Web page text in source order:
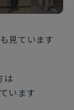
見ています
は
います